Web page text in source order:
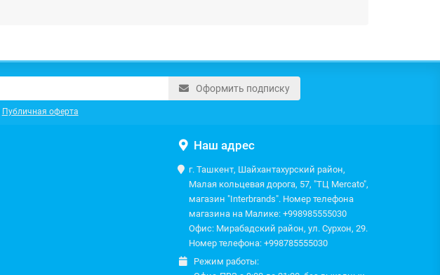
Оформить подписку
Публичная оферта
Наш адрес
г. Ташкент, Шайхантахурский район,
Малая кольцевая дорога, 57, "ТЦ Mercato",
магазин "Interbrands". Номер телефона
магазина на Малике: +998985555030
Офис: Мирабадский район, ул. Сурхон, 29.
Номер телефона: +998785555030
Режим работы: